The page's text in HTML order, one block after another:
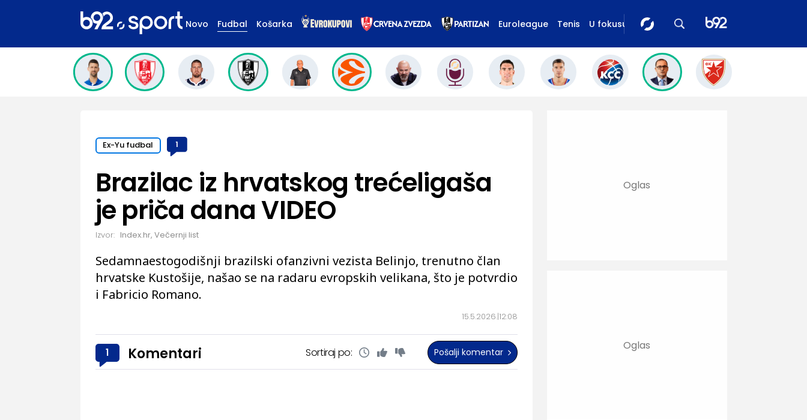
Novo Fudbal Košarka Euroleague Tenis U fokusu
Ex-Yu fudbal 1
15.5.2026. 12:08
Brazilac iz hrvatskog trećeligaša
je priča dana VIDEO
Sedamnaestogodišnji brazilski ofanzivni vezista Belinjo, trenutno član
hrvatske Kustošije, našao se na radaru evropskih velikana, što je potvrdio
i Fabricio Romano.
Izvor: Index.hr, Večernji list
1 Komentari Sortiraj po: Pošalji komentar